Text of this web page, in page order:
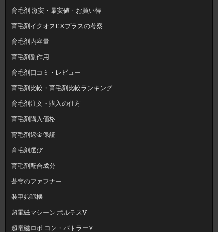
育毛剤 激安・最安値・お買い得
育毛剤イクオスEXプラスの考察
育毛剤内容量
育毛剤副作用
育毛剤口コミ・レビュー
育毛剤比較・育毛剤比較ランキング
育毛剤注文・購入の仕方
育毛剤購入価格
育毛剤返金保証
育毛剤選び
育毛剤配合成分
蒼穹のファフナー
装甲娘戦機
超電磁マシーン ボルテスV
超電磁ロボ コン・バトラーV